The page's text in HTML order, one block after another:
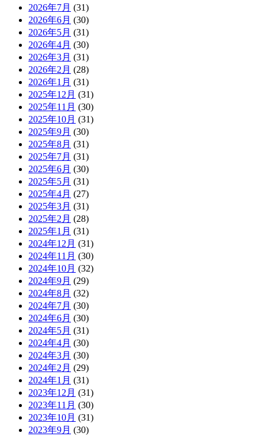
2026年7月 (31)
2026年6月 (30)
2026年5月 (31)
2026年4月 (30)
2026年3月 (31)
2026年2月 (28)
2026年1月 (31)
2025年12月 (31)
2025年11月 (30)
2025年10月 (31)
2025年9月 (30)
2025年8月 (31)
2025年7月 (31)
2025年6月 (30)
2025年5月 (31)
2025年4月 (27)
2025年3月 (31)
2025年2月 (28)
2025年1月 (31)
2024年12月 (31)
2024年11月 (30)
2024年10月 (32)
2024年9月 (29)
2024年8月 (32)
2024年7月 (30)
2024年6月 (30)
2024年5月 (31)
2024年4月 (30)
2024年3月 (30)
2024年2月 (29)
2024年1月 (31)
2023年12月 (31)
2023年11月 (30)
2023年10月 (31)
2023年9月 (30)